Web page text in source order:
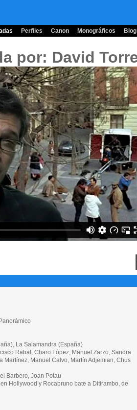
Perfiles Canon Monográficos Blog
por: David
La Salamandra (España)
Rabal, Charo López, Manuel Zarzo, Sandra
Martínez, Manuel Calvo, Martín Adjemian, Chus
Barbero, Joan Potau
Hollywood y Rocabruno bate a Ditirambo, de